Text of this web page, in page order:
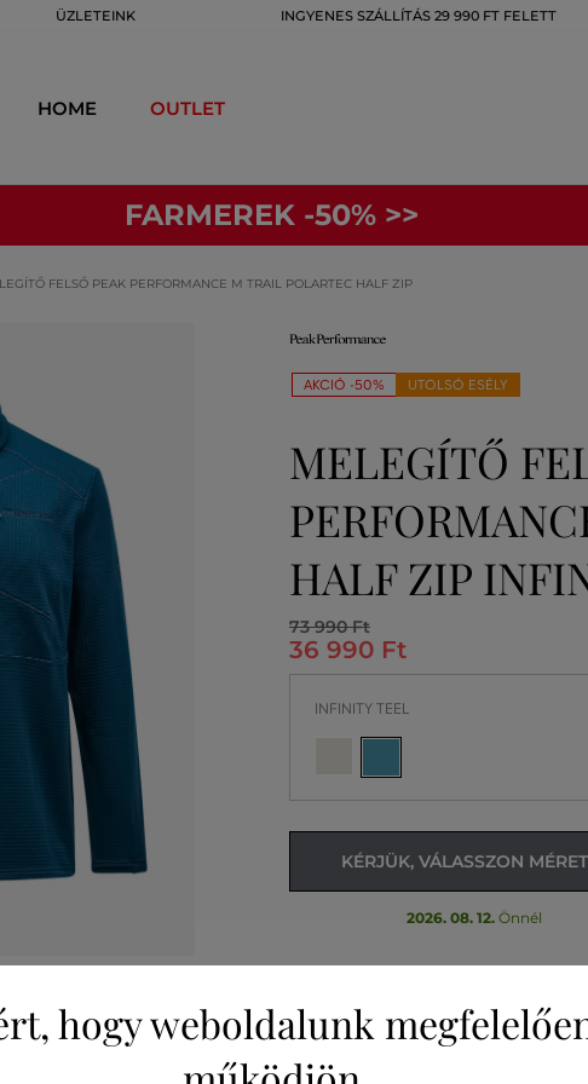
ÜZLETEINK INGYENES SZÁLLÍTÁS 29 990 FT FELETT
HOME OUTLET
FARMEREK -50% >>
FELSŐ PEAK PERFORMANCE M TRAIL POLARTEC HALF ZIP
AKCIÓ -50% UTOLSÓ ESÉLY
MELEGÍTŐ
HALF ZIP
73 990 Ft
36 990 Ft
INFINITY TEEL
KÉRJÜK, VÁLASSZON
2026. 08. 12. Önnél
hogy weboldalunk